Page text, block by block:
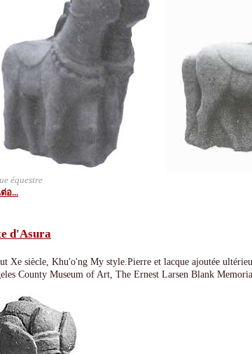
équestre
อ...
d'Asura
Xe siècle, Khu'o'ng My style.Pierre et lacque ajoutée
County Museum of Art, The Ernest Larsen Blank